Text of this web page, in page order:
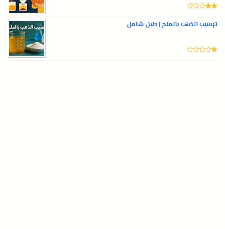
ترسيب الذهب بالملح | دليل شامل